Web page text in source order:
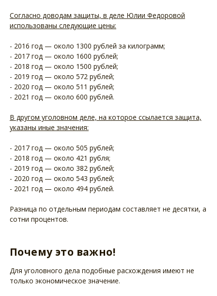
Согласно доводам защиты, в деле Юлии Федоровой
использованы следующие цены:
- 2016 год — около 1300 рублей за килограмм;
- 2017 год — около 1600 рублей;
- 2018 год — около 1500 рублей;
- 2019 год — около 572 рублей;
- 2020 год — около 511 рублей;
- 2021 год — около 600 рублей.
В другом уголовном деле, на которое ссылается защита,
указаны иные значения:
- 2017 год — около 505 рублей;
- 2018 год — около 421 рубля;
- 2019 год — около 382 рублей;
- 2020 год — около 543 рублей;
- 2021 год — около 494 рублей.
Разница по отдельным периодам составляет не десятки, а
сотни процентов.
Почему это важно!
Для уголовного дела подобные расхождения имеют не
только экономическое значение.